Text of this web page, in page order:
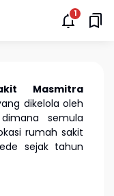
Masmitra
dikelola oleh
semula
rumah sakit
sejak tahun